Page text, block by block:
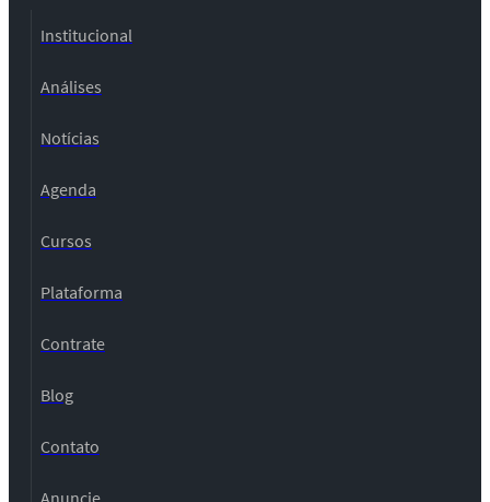
Institucional
Análises
Notícias
Agenda
Cursos
Plataforma
Contrate
Blog
Contato
Anuncie